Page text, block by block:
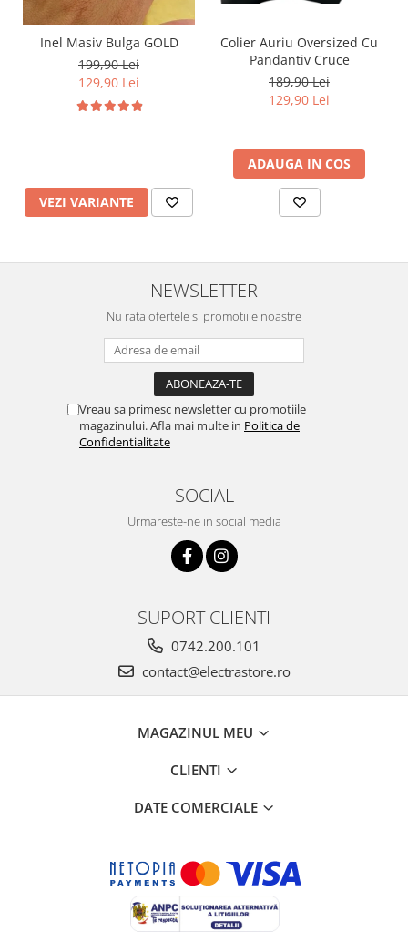
Inel Masiv Bulga GOLD
199,90 Lei
129,90 Lei
VEZI VARIANTE
Colier Auriu Oversized Cu
Pandantiv Cruce
189,90 Lei
129,90 Lei
ADAUGA IN COS
NEWSLETTER
Nu rata ofertele si promotiile noastre
Vreau sa primesc newsletter cu promotiile
magazinului. Afla mai multe in Politica de
Confidentialitate
SOCIAL
Urmareste-ne in social media
SUPORT CLIENTI
0742.200.101
contact@electrastore.ro
MAGAZINUL MEU
CLIENTI
DATE COMERCIALE